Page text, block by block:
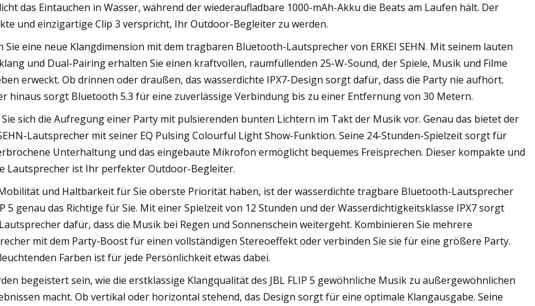
das Eintauchen in Wasser, während der wiederaufladbare 1000-mAh-Akku die Beats am Laufen hält. Der
und einzigartige Clip 3 verspricht, Ihr Outdoor-Begleiter zu werden.
Sie eine neue Klangdimension mit dem tragbaren Bluetooth-Lautsprecher von ERKEI SEHN. Mit seinem lauten
und Dual-Pairing erhalten Sie einen kraftvollen, raumfüllenden 25-W-Sound, der Spiele, Musik und Filme
erweckt. Ob drinnen oder draußen, das wasserdichte IPX7-Design sorgt dafür, dass die Party nie aufhört.
hinaus sorgt Bluetooth 5.3 für eine zuverlässige Verbindung bis zu einer Entfernung von 30 Metern.
sich die Aufregung einer Party mit pulsierenden bunten Lichtern im Takt der Musik vor. Genau das bietet der
Lautsprecher mit seiner EQ Pulsing Colourful Light Show-Funktion. Seine 24-Stunden-Spielzeit sorgt für
Unterhaltung und das eingebaute Mikrofon ermöglicht bequemes Freisprechen. Dieser kompakte und
Lautsprecher ist Ihr perfekter Outdoor-Begleiter.
und Haltbarkeit für Sie oberste Priorität haben, ist der wasserdichte tragbare Bluetooth-Lautsprecher
5 genau das Richtige für Sie. Mit einer Spielzeit von 12 Stunden und der Wasserdichtigkeitsklasse IPX7 sorgt
dafür, dass die Musik bei Regen und Sonnenschein weitergeht. Kombinieren Sie mehrere
mit dem Party-Boost für einen vollständigen Stereoeffekt oder verbinden Sie sie für eine größere Party.
Farben ist für jede Persönlichkeit etwas dabei.
begeistert sein, wie die erstklassige Klangqualität des JBL FLIP 5 gewöhnliche Musik zu außergewöhnlichen
macht. Ob vertikal oder horizontal stehend, das Design sorgt für eine optimale Klangausgabe. Seine